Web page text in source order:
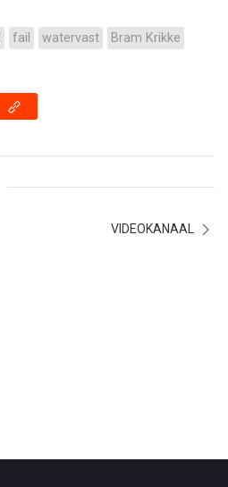
fail watervast Bram Krikke
VIDEOKANAAL